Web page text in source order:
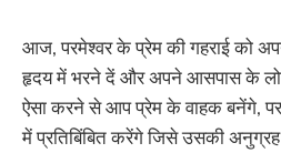
आज, परमेश्वर के प्रेम की गहराई को
हृदय में भरने दें और अपने आसपास के
ऐसा करने से आप प्रेम के वाहक बनेंगे,
में प्रतिबिंबित करेंगे जिसे उसकी